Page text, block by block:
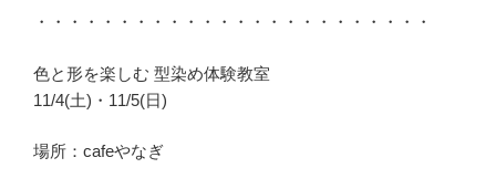
・・・・・・・・・・・・・・・・・・・・・・・・
色と形を楽しむ 型染め体験教室
11/4(土)・11/5(日)
場所：cafeやなぎ